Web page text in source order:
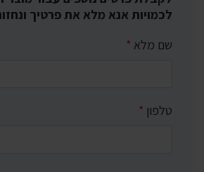
לכמויות אנא מלא את פרטיך
שם מלא *
טלפון *